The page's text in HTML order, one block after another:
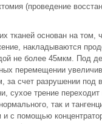
(проведение
тканей основан на
накладываются
не более 45мкм. Под
перемещении
за счет разрушении под
сухое трение
так и
и с помощью